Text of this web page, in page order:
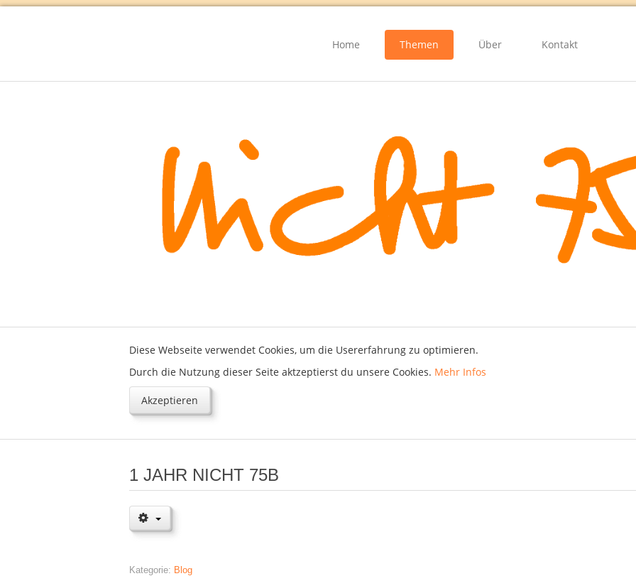
Home Themen Über Kontakt
Diese Webseite verwendet Cookies, um die Usererfahrung zu optimieren.
Durch die Nutzung dieser Seite aktzeptierst du unsere Cookies. Mehr Infos
Akzeptieren
1 JAHR NICHT 75B
Kategorie: Blog